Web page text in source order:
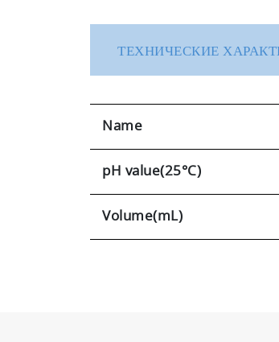
ТЕХНИЧЕСКИЕ
Name
pH value(25°C)
Volume(mL)